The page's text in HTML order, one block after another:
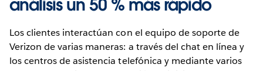
análisis un 50 % más rápido
Los clientes interactúan con el equipo de soporte de
Verizon de varias maneras: a través del chat en línea y
los centros de asistencia telefónica y mediante varios